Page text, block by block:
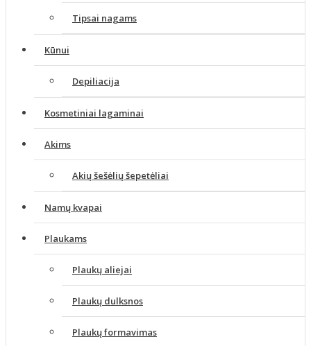
Tipsai nagams
Kūnui
Depiliacija
Kosmetiniai lagaminai
Akims
Akių šešėlių šepetėliai
Namų kvapai
Plaukams
Plaukų aliejai
Plaukų dulksnos
Plaukų formavimas